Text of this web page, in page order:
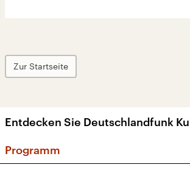
Zur Startseite
Entdecken Sie Deutschlandfunk
Programm